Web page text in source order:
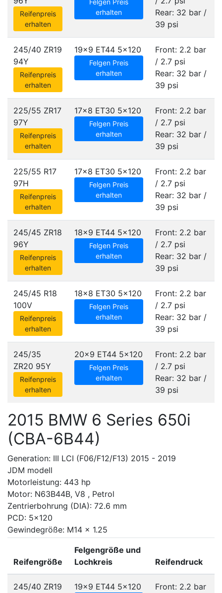
Reifenpreis
erhalten
Felgen Preis
erhalten
Rear: 32 bar /
39 psi
245/40 ZR19
94Y
Reifenpreis
erhalten
19x9 ET44 5x120
Felgen Preis
erhalten
Front: 2.2 bar
/ 2.7 psi
Rear: 32 bar /
39 psi
225/55 ZR17
97Y
Reifenpreis
erhalten
17x8 ET30 5x120
Felgen Preis
erhalten
Front: 2.2 bar
/ 2.7 psi
Rear: 32 bar /
39 psi
225/55 R17
97H
Reifenpreis
erhalten
17x8 ET30 5x120
Felgen Preis
erhalten
Front: 2.2 bar
/ 2.7 psi
Rear: 32 bar /
39 psi
245/45 ZR18
96Y
Reifenpreis
erhalten
18x9 ET44 5x120
Felgen Preis
erhalten
Front: 2.2 bar
/ 2.7 psi
Rear: 32 bar /
39 psi
245/45 R18
100V
Reifenpreis
erhalten
18x8 ET30 5x120
Felgen Preis
erhalten
Front: 2.2 bar
/ 2.7 psi
Rear: 32 bar /
39 psi
245/35
ZR20 95Y
Reifenpreis
erhalten
20x9 ET44 5x120
Felgen Preis
erhalten
Front: 2.2 bar
/ 2.7 psi
Rear: 32 bar /
39 psi
2015 BMW 6 Series 650i
(CBA-6B44)
Generation: III LCI (F06/F12/F13) 2015 - 2019
JDM modell
Motorleistung: 443 hp
Motor: N63B44B, V8 , Petrol
Zentrierbohrung (DIA): 72.6 mm
PCD: 5x120
Gewindegröße: M14 x 1.25
Reifengröße
Felgengröße und
Lochkreis
Reifendruck
245/40 ZR19
19x9 ET44 5x120
Front: 2.2 bar